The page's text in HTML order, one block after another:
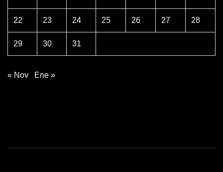
22 23 24 25 26 27 28
29 30 31
« Nov Ene »